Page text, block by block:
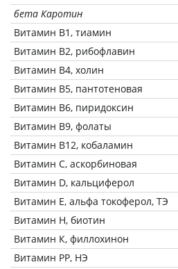
бета Каротин
Витамин В1, тиамин
Витамин В2, рибофлавин
Витамин В4, холин
Витамин В5, пантотеновая
Витамин В6, пиридоксин
Витамин В9, фолаты
Витамин В12, кобаламин
Витамин C, аскорбиновая
Витамин D, кальциферол
Витамин Е, альфа токоферол, ТЭ
Витамин Н, биотин
Витамин К, филлохинон
Витамин РР, НЭ